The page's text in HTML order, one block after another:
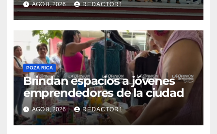
AGO 8, 2026 REDACTOR1
POZA RICA
Brindan espacios a jóvenes
emprendedores de la ciudad
AGO 8, 2026 REDACTOR1